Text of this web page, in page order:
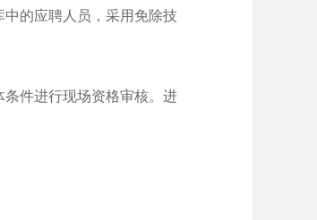
的应聘人员，采用免除技
件进行现场资格审核。进